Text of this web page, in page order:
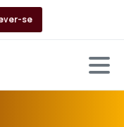
se